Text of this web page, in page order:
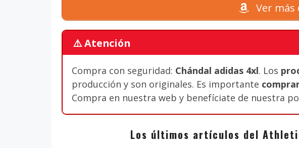
Ver más
⚠️ Atención
Compra con seguridad: Chándal adidas 4xl. Los
producción y son originales. Es importante
Compra en nuestra web y benefíciate de nuestra
Los últimos artículos del